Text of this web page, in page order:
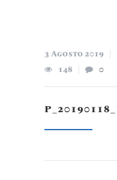
3 Agosto 2019
148
0